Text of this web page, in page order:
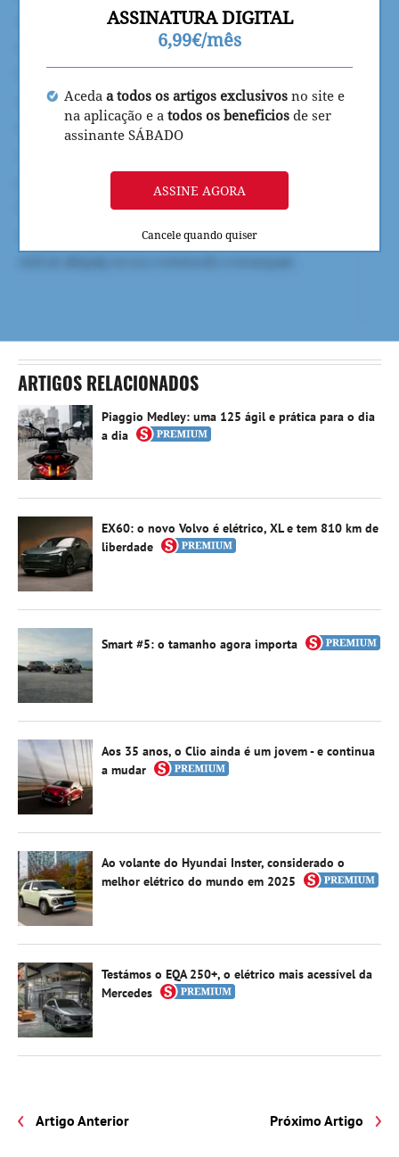
ASSINATURA DIGITAL
6,99€/mês
Aceda a todos os artigos exclusivos no site e
na aplicação e a todos os beneficios de ser
assinante SÁBADO
ASSINE AGORA
Cancele quando quiser
ARTIGOS RELACIONADOS
Piaggio Medley: uma 125 ágil e prática para o dia
a dia
EX60: o novo Volvo é elétrico, XL e tem 810 km de
liberdade
Smart #5: o tamanho agora importa
Aos 35 anos, o Clio ainda é um jovem - e continua
a mudar
Ao volante do Hyundai Inster, considerado o
melhor elétrico do mundo em 2025
Testámos o EQA 250+, o elétrico mais acessível da
Mercedes
Artigo Anterior Próximo Artigo